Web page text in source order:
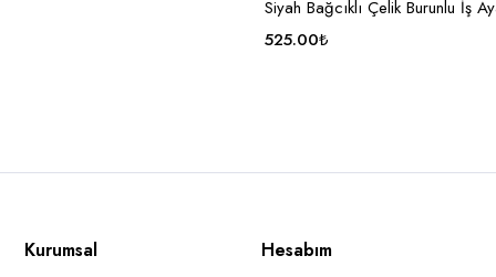
Siyah Bağcıklı Çelik Burunlu İş
525.00₺
Kurumsal Hesabım